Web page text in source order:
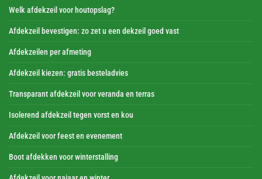
Welk afdekzeil voor houtopslag?
Afdekzeil bevestigen: zo zet u een dekzeil goed vast
Afdekzeilen per afmeting
Afdekzeil kiezen: gratis besteladvies
Transparant afdekzeil voor veranda en terras
Isolerend afdekzeil tegen vorst en kou
Afdekzeil voor feest en evenement
Boot afdekken voor winterstalling